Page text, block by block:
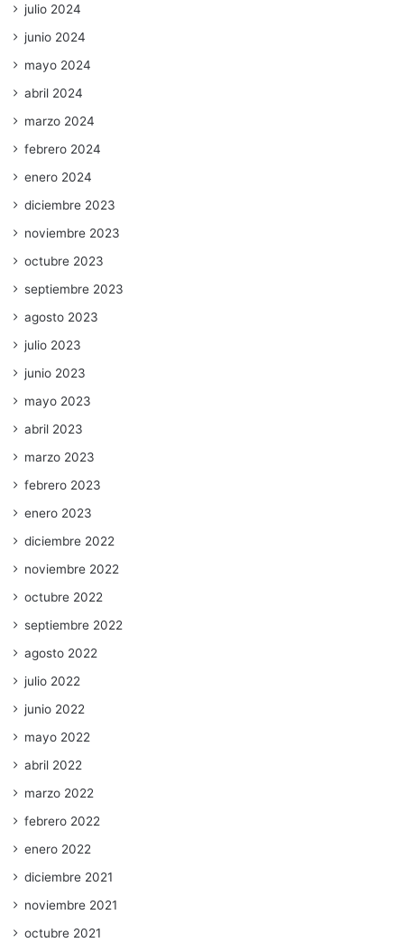
julio 2024
junio 2024
mayo 2024
abril 2024
marzo 2024
febrero 2024
enero 2024
diciembre 2023
noviembre 2023
octubre 2023
septiembre 2023
agosto 2023
julio 2023
junio 2023
mayo 2023
abril 2023
marzo 2023
febrero 2023
enero 2023
diciembre 2022
noviembre 2022
octubre 2022
septiembre 2022
agosto 2022
julio 2022
junio 2022
mayo 2022
abril 2022
marzo 2022
febrero 2022
enero 2022
diciembre 2021
noviembre 2021
octubre 2021